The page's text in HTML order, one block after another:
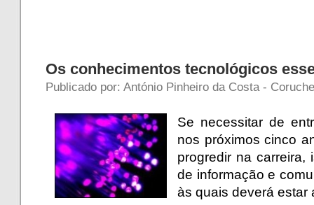
Os conhecimentos tecnológicos
Publicado por: António Pinheiro da Costa -
Se necessitar de
nos próximos cinco
progredir na carreira,
de informação e
às quais deverá estar